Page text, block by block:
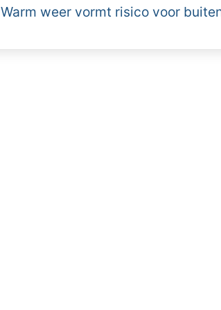
Warm weer vormt risico voor